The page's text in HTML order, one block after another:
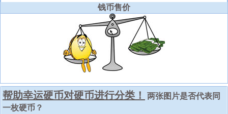
钱币售价
帮助幸运硬币对硬币进行分类！
两张图片是否代表同
一枚硬币？